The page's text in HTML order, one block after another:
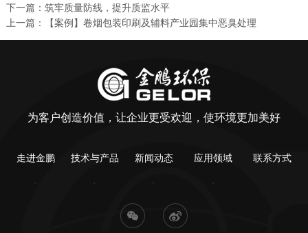
下一篇：筑牢质量防线，提升质监水平
上一篇：【案例】卷烟包装印刷及辅料产业园集中恶臭处理
为客户创造价值，让企业更受欢迎，使环境更加美好
走进金鹏 技术与产品 新闻动态 应用领域 联系方式